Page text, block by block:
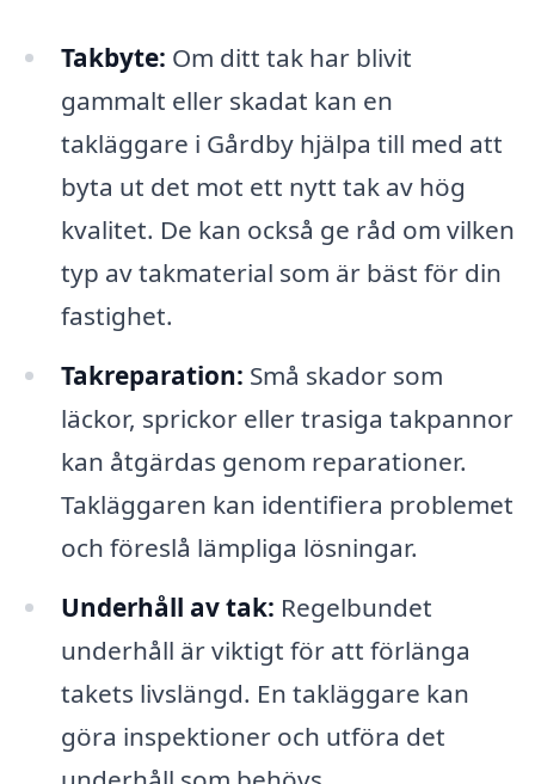
Takbyte: Om ditt tak har blivit
gammalt eller skadat kan en
takläggare i Gårdby hjälpa till med att
byta ut det mot ett nytt tak av hög
kvalitet. De kan också ge råd om vilken
typ av takmaterial som är bäst för din
fastighet.
Takreparation: Små skador som
läckor, sprickor eller trasiga takpannor
kan åtgärdas genom reparationer.
Takläggaren kan identifiera problemet
och föreslå lämpliga lösningar.
Underhåll av tak: Regelbundet
underhåll är viktigt för att förlänga
takets livslängd. En takläggare kan
göra inspektioner och utföra det